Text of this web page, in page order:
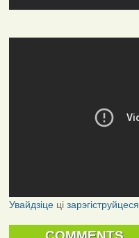
Увайдзіцеці зарэгіструйцеся